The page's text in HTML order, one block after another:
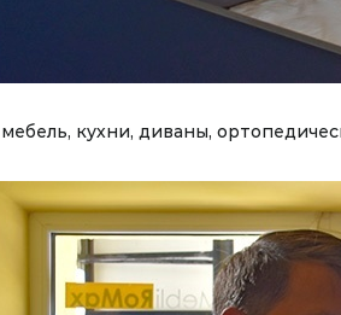
кухни, диваны,